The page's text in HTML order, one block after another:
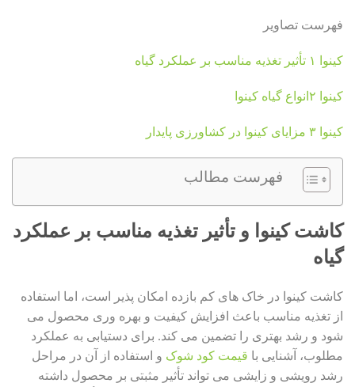
فهرست تصاویر
کینوا ۱ تأثیر تغذیه مناسب بر عملکرد گیاه
کینوا ۲انواع گیاه کینوا
کینوا ۳ مزایای کینوا در کشاورزی پایدار
فهرست مطالب
کاشت کینوا و تأثیر تغذیه مناسب بر عملکرد
گیاه
کاشت کینوا در خاک های کم بازده امکان پذیر است، اما استفاده
از تغذیه مناسب باعث افزایش کیفیت و بهره وری محصول می
شود و رشد بهتری را تضمین می کند. برای دستیابی به عملکرد
مطلوب، آشنایی با قیمت کود شوک و استفاده از آن در مراحل
رشد رویشی و زایشی می تواند تأثیر مثبتی بر محصول داشته